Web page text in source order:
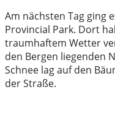
Am nächsten Tag ging
Provincial Park. Dort
traumhaftem Wetter
den Bergen liegenden
Schnee lag auf den
der Straße.